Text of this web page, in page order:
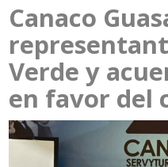
Canaco
Verde y
en favor del